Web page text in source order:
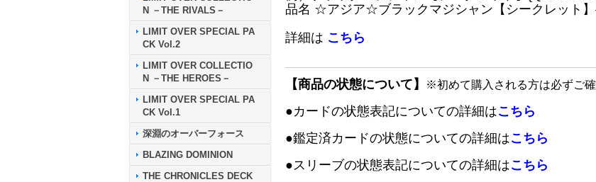
N －THE RIVALS－
LIMIT OVER SPECIAL PA
CK Vol.2
LIMIT OVER COLLECTIO
N －THE HEROES－
LIMIT OVER SPECIAL PA
CK Vol.1
深淵のオーバーフォース
BLAZING DOMINION
THE CHRONICLES DECK
品名 ☆アジア☆ブラックマジシャン【シークレット】
詳細は こちら
【商品の状態について】 ※初めて購入される方は必ずご確
●カードの状態表記についての詳細はこちら
●鑑定済カードの状態についての詳細はこちら
●スリーブの状態表記についての詳細はこちら